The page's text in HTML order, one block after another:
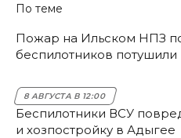
По теме
Пожар на Ильском НПЗ
беспилотников потушили
8 АВГУСТА В 12:00
Беспилотники ВСУ
и хозпостройку в Адыгее